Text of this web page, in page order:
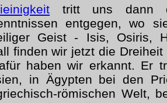
tritt uns dann
entgegen, wo
Geist - Isis, Osiris,
finden wir jetzt die
haben wir erkannt. Er
in Ägypten bei den
römischen Welt,